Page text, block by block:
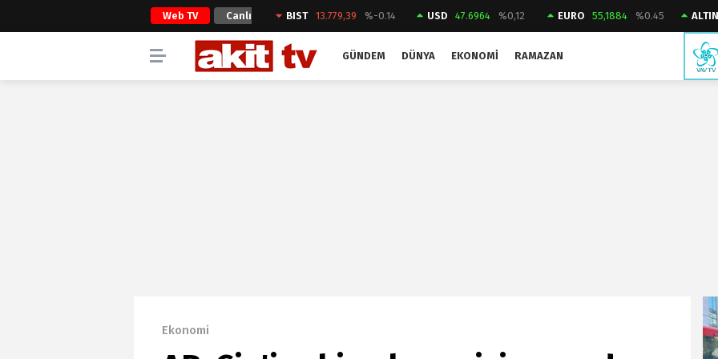
Web TV Canlı
Yayın
BIST 13.779,39 %-0.14 USD 47.6964 %0,12 EURO 55,1884 %0.45 ALTIN
GÜNDEM DÜNYA EKONOMI RAMAZAN
Ekonomi